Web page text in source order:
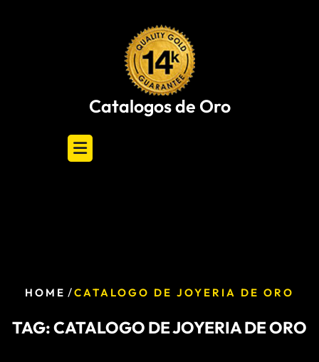
Catalogos de Oro
HOME /CATALOGO DE JOYERIA DE ORO
TAG:CATALOGO DE JOYERIA DE ORO